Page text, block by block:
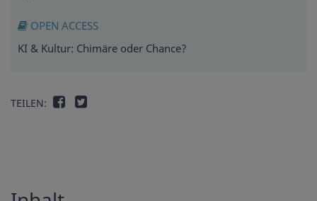
OPEN ACCESS
KI & Kultur: Chimäre oder Chance?
TEILEN: